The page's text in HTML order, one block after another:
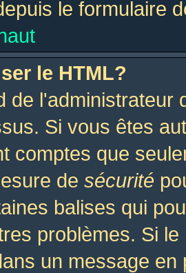
le formulaire
le HTML?
de l'administrateur
Si vous êtes
comptes que
de sécurité
balises qui
problèmes. Si
un message